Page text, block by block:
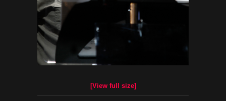
[View full size]